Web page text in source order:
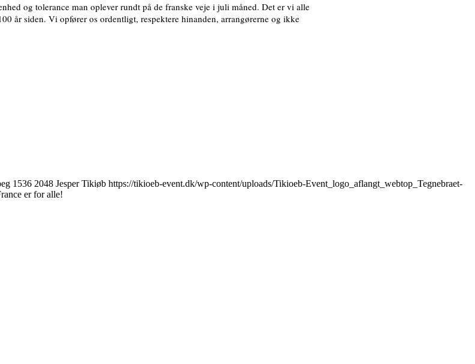
og tolerance man oplever rundt på de franske veje i juli måned. Det er vi alle
år siden. Vi opfører os ordentligt, respektere hinanden, arrangørerne og ikke
1536 2048 Jesper Tikiøb https://tikioeb-event.dk/wp-content/uploads/Tikioeb-Event_logo_aflangt_webtop_Tegnebraet-
er for alle!